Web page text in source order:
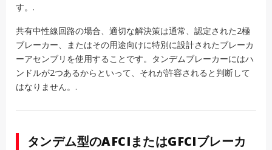
す。.
共有中性線回路の場合、適切な解決策は通常、認定された2極
ブレーカー、またはその用途向けに特別に設計されたブレーカ
ーアセンブリを使用することです。タンデムブレーカーにはハ
ンドルが2つあるからといって、それが許容されると判断して
はなりません。.
タンデム型のAFCIまたはGFCIブレーカ